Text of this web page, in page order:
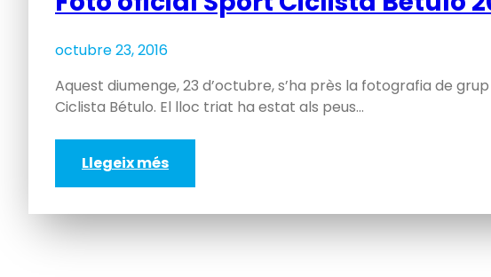
octubre 23, 2016
Aquest diumenge, 23 d’octubre, s’ha près la fotografia de
Ciclista Bétulo. El lloc triat ha estat als peus…
Llegeix més